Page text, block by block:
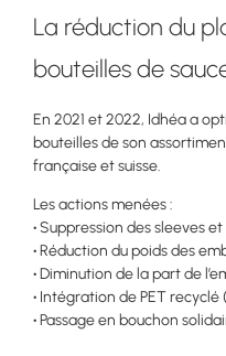
La réduction du
bouteilles de
En 2021 et 2022, Idhéa a
bouteilles de son
française et suisse.
Les actions menées :​
•Suppression des sleeves
•Réduction du poids des
•Diminution de la part de
• Intégration de PET recyclé
•Passage en bouchon